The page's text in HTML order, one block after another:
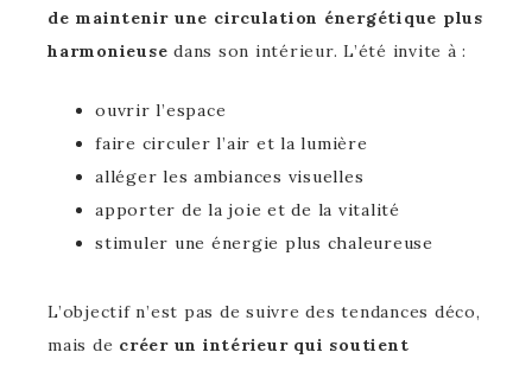
de maintenir une circulation énergétique plus
harmonieuse dans son intérieur. L’été invite à :
ouvrir l’espace
faire circuler l’air et la lumière
alléger les ambiances visuelles
apporter de la joie et de la vitalité
stimuler une énergie plus chaleureuse
L’objectif n’est pas de suivre des tendances déco,
mais de créer un intérieur qui soutient